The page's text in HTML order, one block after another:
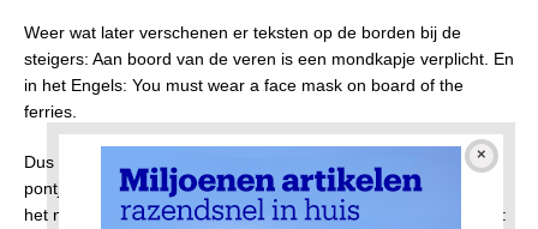
Weer wat later verschenen er teksten op de borden bij de
steigers: Aan boord van de veren is een mondkapje verplicht. En
in het Engels: You must wear a face mask on board of the
ferries.
Dus stonden we met z’n allen braaf met mondkapjes op de
pontjes. Ik ook, gezagsgetrouw als ik ben. Een enkeling deed
het niet en kon rekenen op verwijtende blikken van de anderen: